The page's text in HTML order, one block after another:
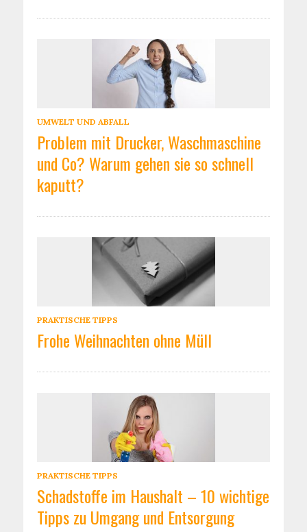
UMWELT UND ABFALL
Problem mit Drucker, Waschmaschine
und Co? Warum gehen sie so schnell
kaputt?
PRAKTISCHE TIPPS
Frohe Weihnachten ohne Müll
PRAKTISCHE TIPPS
Schadstoffe im Haushalt – 10 wichtige
Tipps zu Umgang und Entsorgung